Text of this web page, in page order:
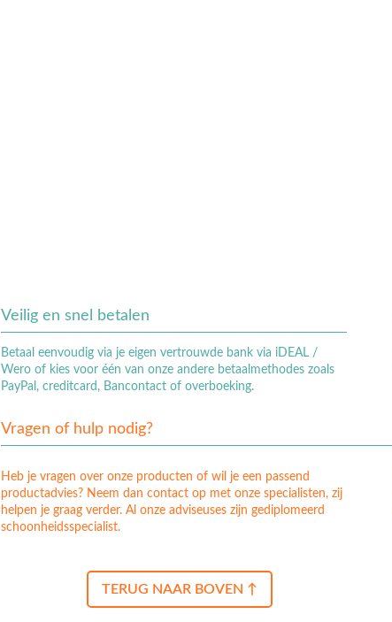
Veilig en snel betalen
Betaal eenvoudig via je eigen vertrouwde bank via iDEAL /
Wero of kies voor één van onze andere betaalmethodes zoals
PayPal, creditcard, Bancontact of overboeking.
Vragen of hulp nodig?
Heb je vragen over onze producten of wil je een passend
productadvies? Neem dan contact op met onze specialisten, zij
helpen je graag verder. Al onze adviseuses zijn gediplomeerd
schoonheidsspecialist.
TERUG NAAR BOVEN ↑